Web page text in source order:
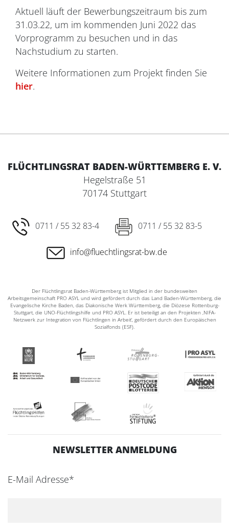
Aktuell läuft der Bewerbungszeitraum bis zum
31.03.22, um im kommenden Juni 2022 das
Vorprogramm zu besuchen und in das
Nachstudium zu starten.
Weitere Informationen zum Projekt finden Sie
hier.
FLÜCHTLINGSRAT BADEN-WÜRTTEMBERG E. V.
Hegelstraße 51
70174 Stuttgart
0711 / 55 32 83-4 0711 / 55 32 83-5
info@fluechtlingsrat-bw.de
Der Flüchtlingsrat Baden-Württemberg ist Mitglied in der bundesweiten
Arbeitsgemeinschaft PRO ASYL und wird gefördert durch das Land Baden-Württemberg, die
Evangelische Kirche Baden, das Diakonische Werk Württemberg, die Diözese Rottenburg-
Stuttgart, die UNO-Flüchtlingshilfe und PRO ASYL. Er ist beteiligt an den Projekten ‚NIFA-
Netzwerk zur Integration von Flüchtlingen in Arbeit‘, gefördert durch den Europäischen
Sozialfonds (ESF).
NEWSLETTER ANMELDUNG
E-Mail Adresse*